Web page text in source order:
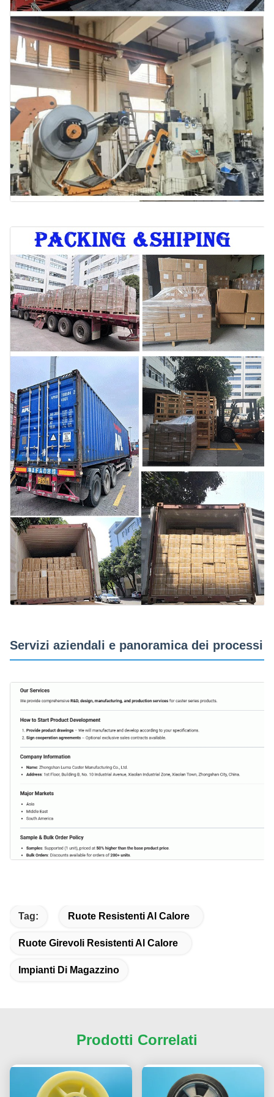
Servizi aziendali e panoramica dei processi
Tag: Ruote Resistenti Al Calore
Ruote Girevoli Resistenti Al Calore
Impianti Di Magazzino
Prodotti Correlati